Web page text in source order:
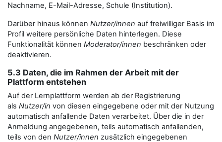
Nachname, E-Mail-Adresse, Schule (Institution).
Darüber hinaus können Nutzer/innen auf freiwilliger Basis im
Profil weitere persönliche Daten hinterlegen. Diese
Funktionalität können Moderator/innen beschränken oder
deaktivieren.
5.3 Daten, die im Rahmen der Arbeit mit der
Plattform entstehen
Auf der Lernplattform werden ab der Registrierung
als Nutzer/in von diesen eingegebene oder mit der Nutzung
automatisch anfallende Daten verarbeitet. Über die in der
Anmeldung angegebenen, teils automatisch anfallenden,
teils von den Nutzer/innen zusätzlich eingegebenen